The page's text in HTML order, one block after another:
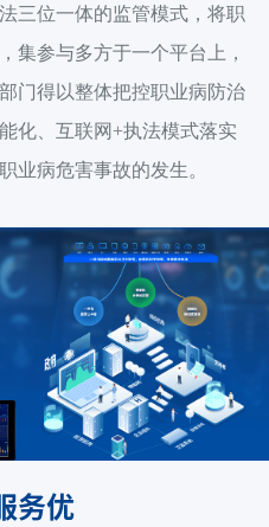
三位一体的监管模式，将职
集参与多方于一个平台上，
门得以整体把控职业病防治
化、互联网+执法模式落实
业病危害事故的发生。
务优